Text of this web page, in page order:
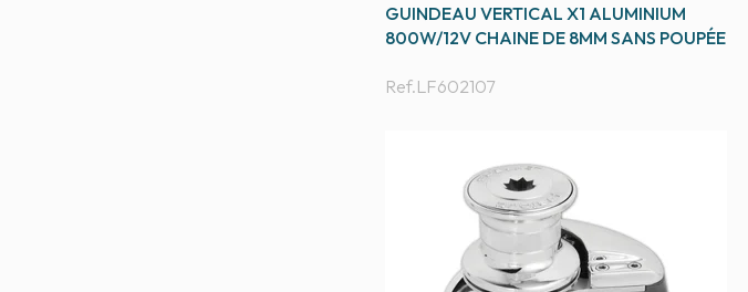
GUINDEAU VERTICAL X1 ALUMINIUM
800W/12V CHAINE DE 8MM SANS POUPÉE
Ref.LF602107